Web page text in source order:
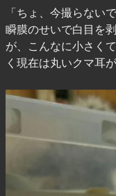
「ちょ、今撮らない
瞬膜のせいで白目を
が、こんなに小さく
く現在は丸いクマ耳